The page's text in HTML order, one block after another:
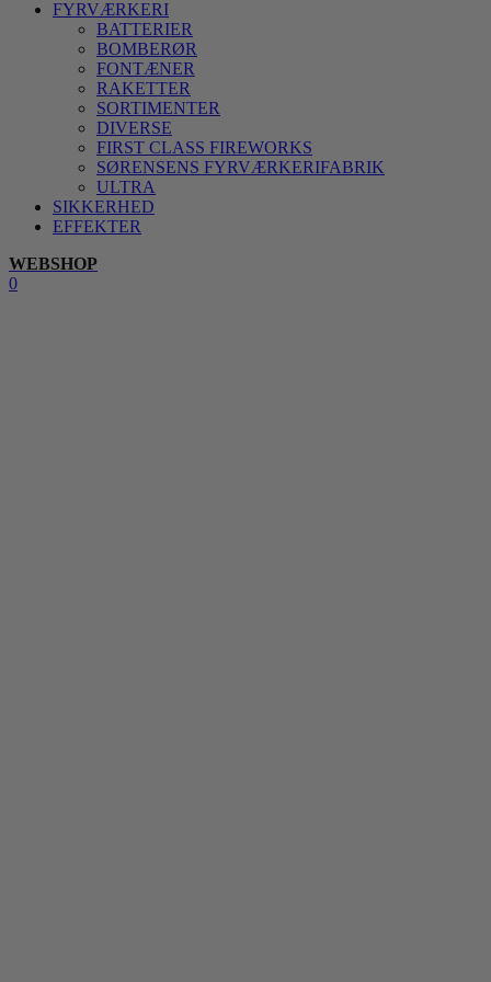
FYRVÆRKERI
BATTERIER
BOMBERØR
FONTÆNER
RAKETTER
SORTIMENTER
DIVERSE
FIRST CLASS FIREWORKS
SØRENSENS FYRVÆRKERIFABRIK
ULTRA
SIKKERHED
EFFEKTER
WEBSHOP
0